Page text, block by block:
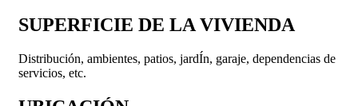
SUPERFICIE DE LA VIVIENDA
Distribución, ambientes, patios, jardÍn, garaje, dependencias de
servicios, etc.